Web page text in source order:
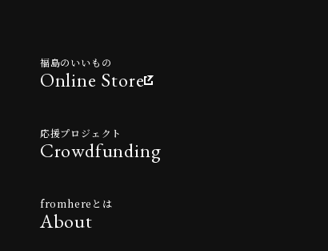
福島のいいもの
Online Store
応援プロジェクト
Crowdfunding
fromhereとは
About